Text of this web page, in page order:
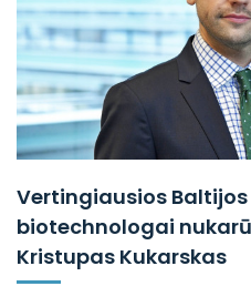
Vertingiausios
biotechnologai
Kristupas Kukarskas